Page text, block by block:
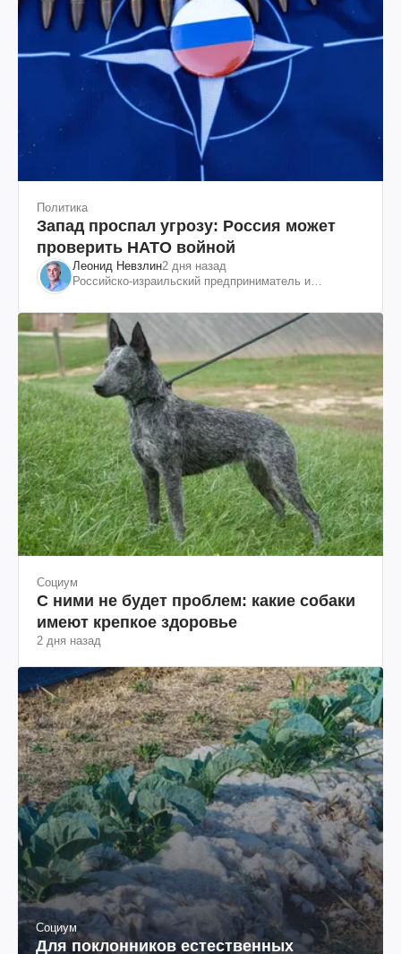
Политика
Запад проспал угрозу: Россия может
проверить НАТО войной
Леонид Невзлин2 дня назад
Российско-израильский предприниматель и
"ЮКОСа"
Социум
С ними не будет проблем: какие собаки
имеют крепкое здоровье
2 дня назад
Социум
Для поклонников естественных